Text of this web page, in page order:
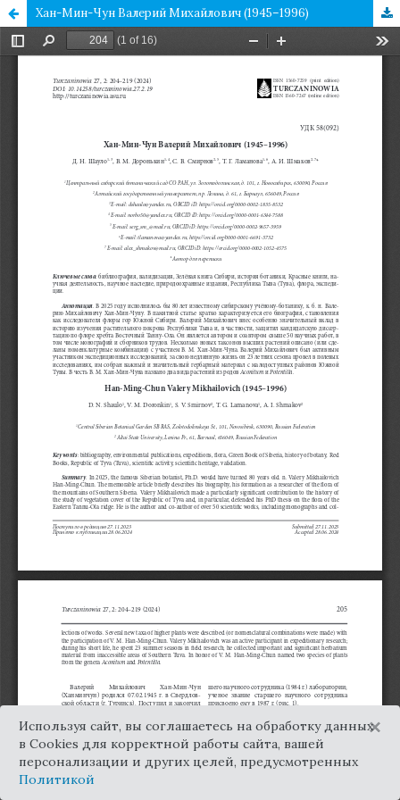
Хан-Мин-Чун Валерий Михайлович (1945–1996)
Используя сайт, вы соглашаетесь на обработку данных
в Cookies для корректной работы сайта, вашей
персонализации и других целей, предусмотренных
Политикой
×